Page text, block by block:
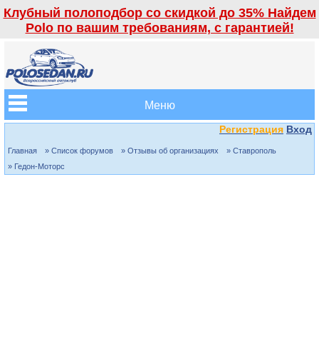
Клубный полоподбор со скидкой до 35% Найдем
Polo по вашим требованиям, с гарантией!
Меню
Регистрация Вход
Главная » Список форумов » Отзывы об организациях
» Ставрополь
» Гедон-Моторс